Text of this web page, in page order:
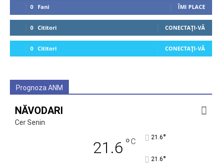
0 Fani ÎMI PLACE
0 Cititori CONECTAȚI-VĂ
0 Cititori CONECTAȚI-VĂ
Prognoza ANM
NĂVODARI
Cer Senin
21.6 °C 21.6°
21.6°